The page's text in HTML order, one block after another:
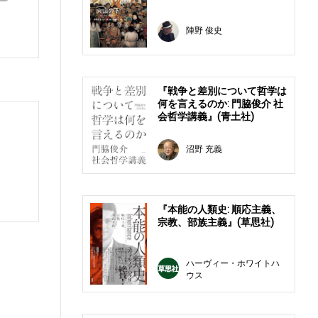
陣野 俊史
『戦争と差別について哲学は
何を言えるのか: 門脇俊介 社
会哲学講義』(青土社)
沼野 充義
『本能の人類史: 順応主義、
宗教、部族主義』(草思社)
ハーヴィー・ホワイトハ
ウス